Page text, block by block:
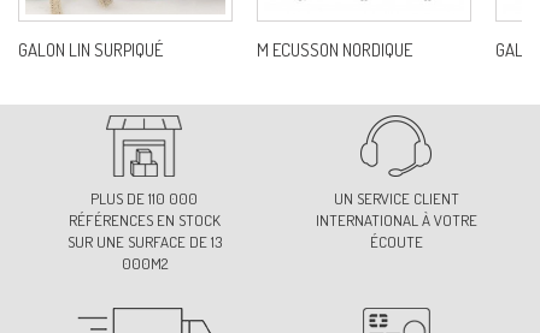
GALON LIN SURPIQUÉ M ECUSSON NORDIQUE
PLUS DE 110 000
RÉFÉRENCES EN STOCK
SUR UNE SURFACE DE 13
000M2
UN SERVICE CLIENT
INTERNATIONAL À VOTRE
ÉCOUTE